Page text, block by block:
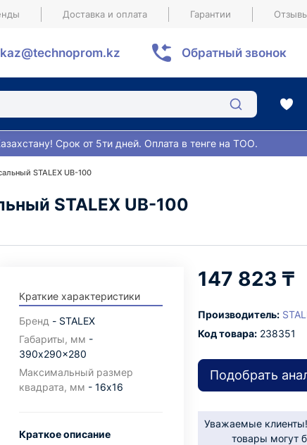
Доставка и оплата Гарантии
Обратный звонок
Срок от 5ти дней. Оплата в тенге на ТОО.
STALEX UB-100
STALEX UB-100
Краткие характеристики
Бренд - STALEX
Габариты, мм -
390x290x280
Максимальный размер
квадрата, мм - 16x16
Краткое описание
147 823 ₸
Производитель:
Код товара:238351
Подобрать
Уважаемые
товары могут